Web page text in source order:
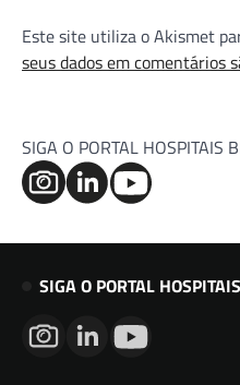
Este site utiliza o Akismet
seus dados em comentários
SIGA O PORTAL HOSPITAIS
SIGA O PORTAL